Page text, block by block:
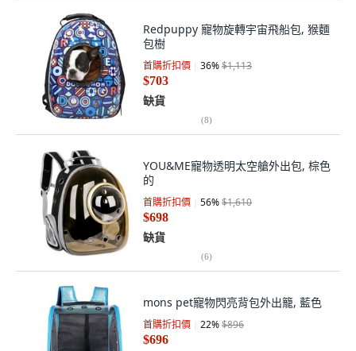
Redpuppy 寵物旋轉宇宙飛船包, 猴麵
包樹
首購折扣價 36%$1,113
$703
缺貨
(8)
YOU&ME寵物透明太空艙外出包, 棕色
的
首購折扣價 56%$1,610
$698
缺貨
(6)
mons pet寵物閃亮背包外出籠, 藍色
首購折扣價 22%$896
$696